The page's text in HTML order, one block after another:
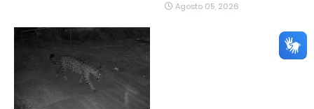
Agosto 05, 2026